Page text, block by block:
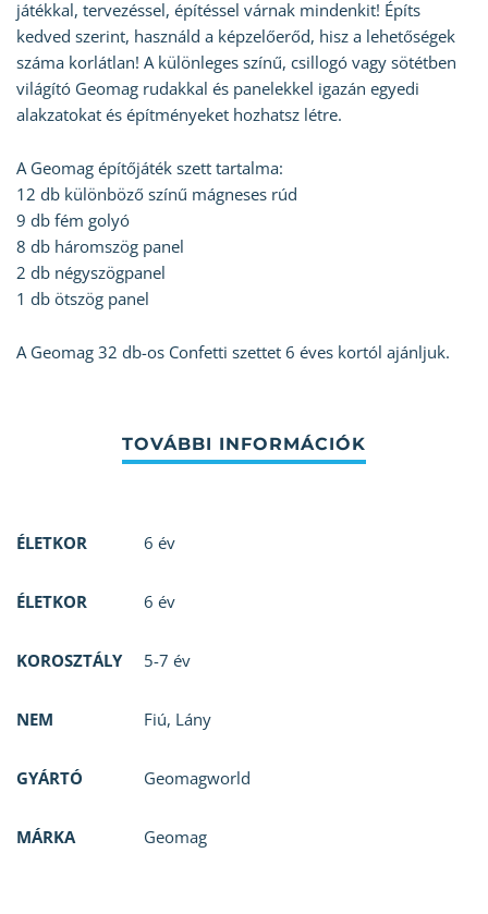
játékkal, tervezéssel, építéssel várnak mindenkit! Építs
kedved szerint, használd a képzelőerőd, hisz a lehetőségek
száma korlátlan! A különleges színű, csillogó vagy sötétben
világító Geomag rudakkal és panelekkel igazán egyedi
alakzatokat és építményeket hozhatsz létre.
A Geomag építőjáték szett tartalma:
12 db különböző színű mágneses rúd
9 db fém golyó
8 db háromszög panel
2 db négyszögpanel
1 db ötszög panel
A Geomag 32 db-os Confetti szettet 6 éves kortól ajánljuk.
ÉLETKOR 6 év
ÉLETKOR 6 év
KOROSZTÁLY 5-7 év
NEM Fiú, Lány
GYÁRTÓ Geomagworld
MÁRKA Geomag